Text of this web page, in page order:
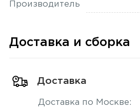
Производитель
Доставка и сборка
Доставка
Доставка по Москве: